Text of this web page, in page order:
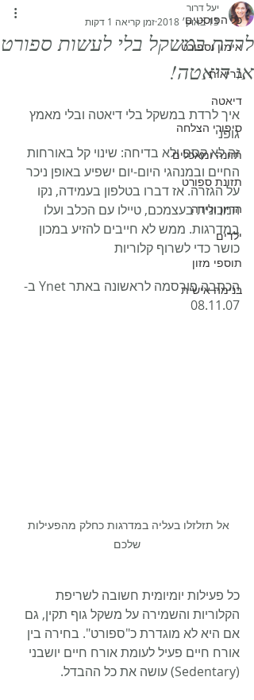
כל הפוסטים
אימון וספורט
בריאות
דיאטה
סיפורי הצלחה
תזונה ומאכלים
תזונת ספורט
הריון ולידה
ילדים
תוספי מזון
בנימה אישית
לרדת במשקל בלי לעשות ספורט
או דיאטה!
יעל דרור
13 באוק׳ 2018
זמן קריאה 1 דקות
איך לרדת במשקל בלי דיאטה ובלי מאמץ
גופני
זה לא קסם ולא בדיחה: שינוי קל באורחות
החיים ובמנהגי היום-יום ישפיע באופן ניכר
על הגזרה. אז דברו בטלפון בעמידה, נקו
המכונית בעצמכם, טיילו עם הכלב ועלו
במדרגות. ממש לא חייבים להזיע במכון
כושר כדי לשרוף קלוריות
הכתבה פורסמה לראשונה באתר Ynet ב-
08.11.07
אל תזלזלו בעליה במדרגות כחלק מהפעילות
שלכם
כל פעילות יומיומית חשובה לשריפת
הקלוריות והשמירה על משקל גוף תקין, גם
אם היא לא מוגדרת כ"ספורט". בחירה בין
אורח חיים פעיל לעומת אורח חיים יושבני
(Sedentary) עושה את כל ההבדל.